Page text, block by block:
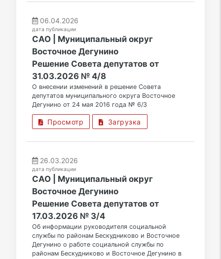
06.04.2026
дата публикации
САО | Муниципальный округ
Восточное Дегунино
Решение Совета депутатов от
31.03.2026 № 4/8
О внесении изменений в решение Совета
депутатов муниципального округа Восточное
Дегунино от 24 мая 2016 года № 6/3
Просмотр Загрузка
26.03.2026
дата публикации
САО | Муниципальный округ
Восточное Дегунино
Решение Совета депутатов от
17.03.2026 № 3/4
Об информации руководителя социальной
службы по районам Бескудниково и Восточное
Дегунино о работе социальной службы по
районам Бескудниково и Восточное Дегунино в